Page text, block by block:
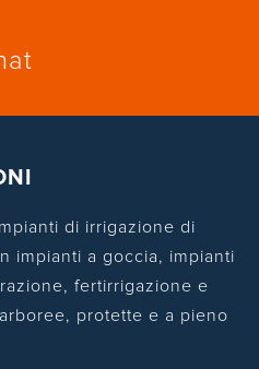
di irrigazione di
impianti a goccia, impianti
fertirrigazione e
protette e a pieno